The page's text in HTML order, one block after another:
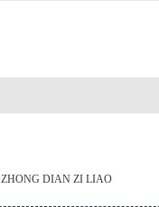
ZHONG DIAN ZI LIAO